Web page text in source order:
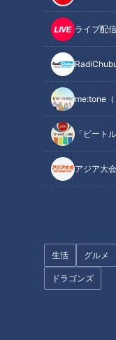
ライブ配信
me:tone（
「ビート
アジア大
生活 グルメ
ドラゴンズ
蚊に刺されたとき
ハチに刺された時
傷の応急処置
倒れている人を
オススメ関連コン
・爪でバッテンを作る
・酢を塗る
・石鹸で洗う
爪でバッテンを作る